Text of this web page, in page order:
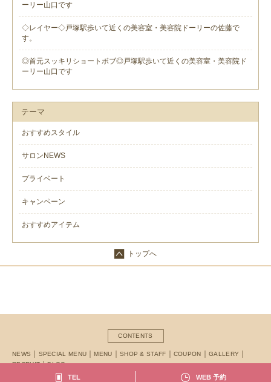
ーリー山口です
◇レイヤー◇戸塚駅歩いて近くの美容室・美容院ドーリーの佐藤で
す。
◎首元スッキリショートボブ◎戸塚駅歩いて近くの美容室・美容院ド
ーリー山口です
テーマ
おすすめスタイル
サロンNEWS
プライベート
キャンペーン
おすすめアイテム
トップへ
CONTENTS
NEWS SPECIAL MENU MENU SHOP & STAFF COUPON
GALLERY
RECRUIT
BLOG
TEL WEB 予約